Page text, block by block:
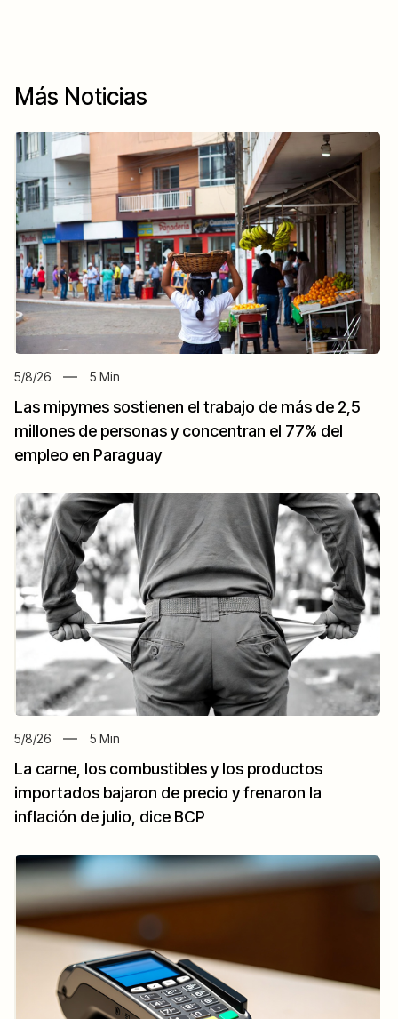
Más Noticias
5/8/26 5 Min
Las mipymes sostienen el trabajo de más de 2,5
millones de personas y concentran el 77% del
empleo en Paraguay
5/8/26 5 Min
La carne, los combustibles y los productos
importados bajaron de precio y frenaron la
inflación de julio, dice BCP